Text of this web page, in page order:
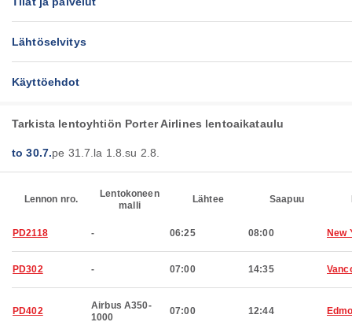
Lähtöselvitys
Käyttöehdot
Tarkista lentoyhtiön Porter Airlines lentoaikataulu
to 30.7.pe 31.7. la 1.8.su 2.8.
Lennon nro.
Lentokoneen
malli
Lähtee Saapuu
PD2118 - 06:25 08:00 New
PD302 - 07:00 14:35
PD402
Airbus A350-
1000
07:00 12:44